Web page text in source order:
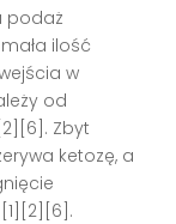
podaż
ilość
w
od
Zbyt
ketozę, a